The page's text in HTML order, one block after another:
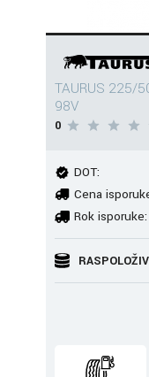
TAURUS 225/
98V
0
DOT:
Cena
Rok isporuke: